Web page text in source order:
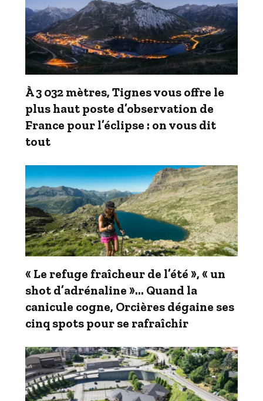
À 3 032 mètres, Tignes vous offre le
plus haut poste d’observation de
France pour l’éclipse : on vous dit
tout
« Le refuge fraîcheur de l’été », « un
shot d’adrénaline »… Quand la
canicule cogne, Orcières dégaine ses
cinq spots pour se rafraîchir